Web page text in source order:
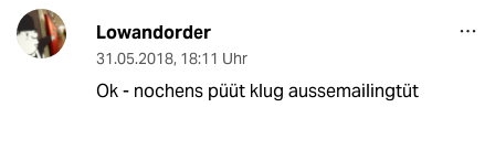
Lowandorder
31.05.2018, 18:11 Uhr
Ok - nochens püüt klug aussemailingtüt